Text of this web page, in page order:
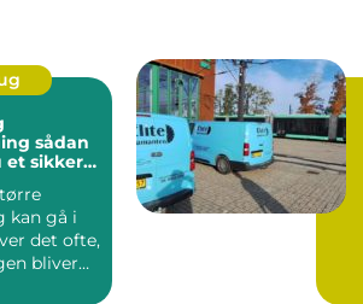
et sikkert
kan gå i
det ofte,
bliver